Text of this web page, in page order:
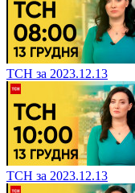
ТСН за 2023.12.13
ТСН за 2023.12.13